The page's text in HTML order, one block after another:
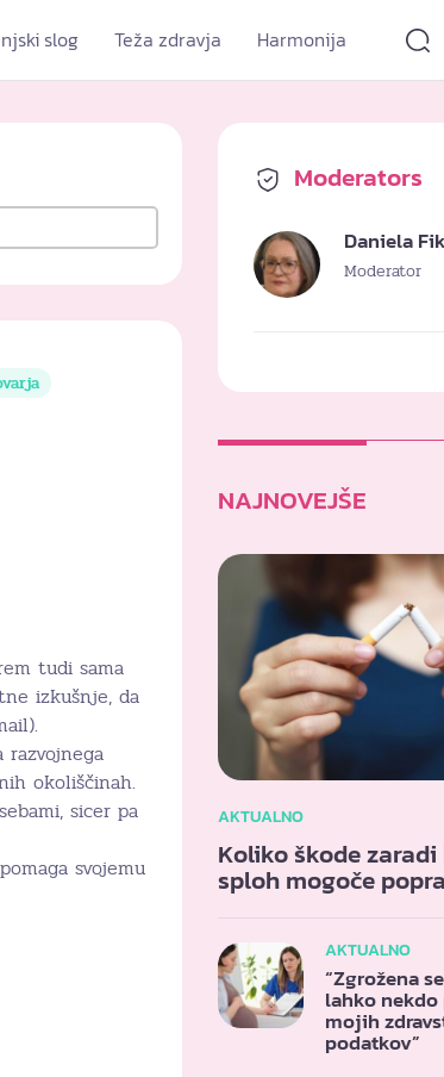
slog Teža zdravja Harmonija
tudi sama
izkušnje, da
okoliščinah.
sicer pa
svojemu
Moderators
Daniela
Moderator
NAJNOVEJŠE
AKTUALNO
Koliko škode
sploh mogoče
AKTUALNO
“Zgrožena
lahko
mojih
podatkov”